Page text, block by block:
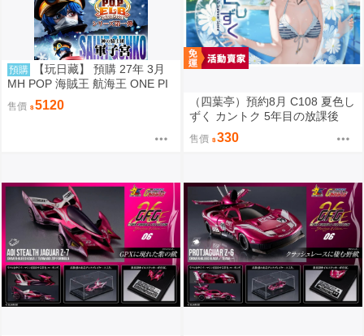
預購
【玩日藏】 預購 27年 3月
MH POP 海賊王 航海王 ONE PI
ECE Elevated Boost Knights of
God 神之騎士團 軍子宮 代理版
售價 5120
（四葉亭）預約8月 C108 夏色し
ずく カントク 5年目の放課後
售價 330